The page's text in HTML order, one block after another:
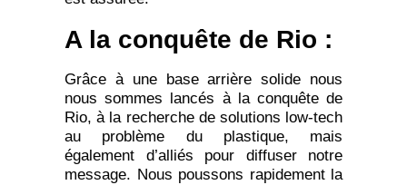
A la conquête de Rio :
Grâce à une base arrière solide nous
nous sommes lancés à la conquête de
Rio, à la recherche de solutions low-tech
au problème du plastique, mais
également d’alliés pour diffuser notre
message. Nous poussons rapidement la